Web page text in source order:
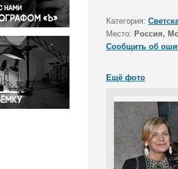
и конфликты
и бизнес
Категория:
Место: Россия,
Сообщить об
Ещё фото